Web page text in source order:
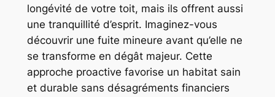
longévité de votre toit, mais ils offrent aussi
une tranquillité d’esprit. Imaginez-vous
découvrir une fuite mineure avant qu’elle ne
se transforme en dégât majeur. Cette
approche proactive favorise un habitat sain
et durable sans désagréments financiers